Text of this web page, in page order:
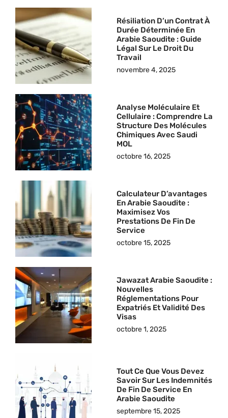
Résiliation D’un Contrat À
Durée Déterminée En
Arabie Saoudite : Guide
Légal Sur Le Droit Du
Travail
novembre 4, 2025
Analyse Moléculaire Et
Cellulaire : Comprendre La
Structure Des Molécules
Chimiques Avec Saudi
MOL
octobre 16, 2025
Calculateur D’avantages
En Arabie Saoudite :
Maximisez Vos
Prestations De Fin De
Service
octobre 15, 2025
Jawazat Arabie Saoudite :
Nouvelles
Réglementations Pour
Expatriés Et Validité Des
Visas
octobre 1, 2025
Tout Ce Que Vous Devez
Savoir Sur Les Indemnités
De Fin De Service En
Arabie Saoudite
septembre 15, 2025